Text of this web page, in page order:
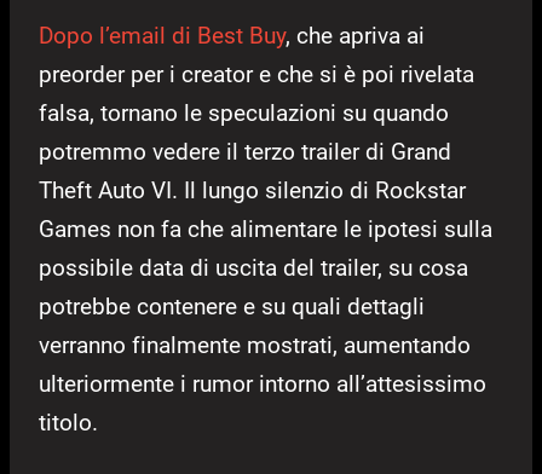
Dopo l’email di Best Buy, che apriva ai
preorder per i creator e che si è poi rivelata
falsa, tornano le speculazioni su quando
potremmo vedere il terzo trailer di Grand
Theft Auto VI. Il lungo silenzio di Rockstar
Games non fa che alimentare le ipotesi sulla
possibile data di uscita del trailer, su cosa
potrebbe contenere e su quali dettagli
verranno finalmente mostrati, aumentando
ulteriormente i rumor intorno all’attesissimo
titolo.